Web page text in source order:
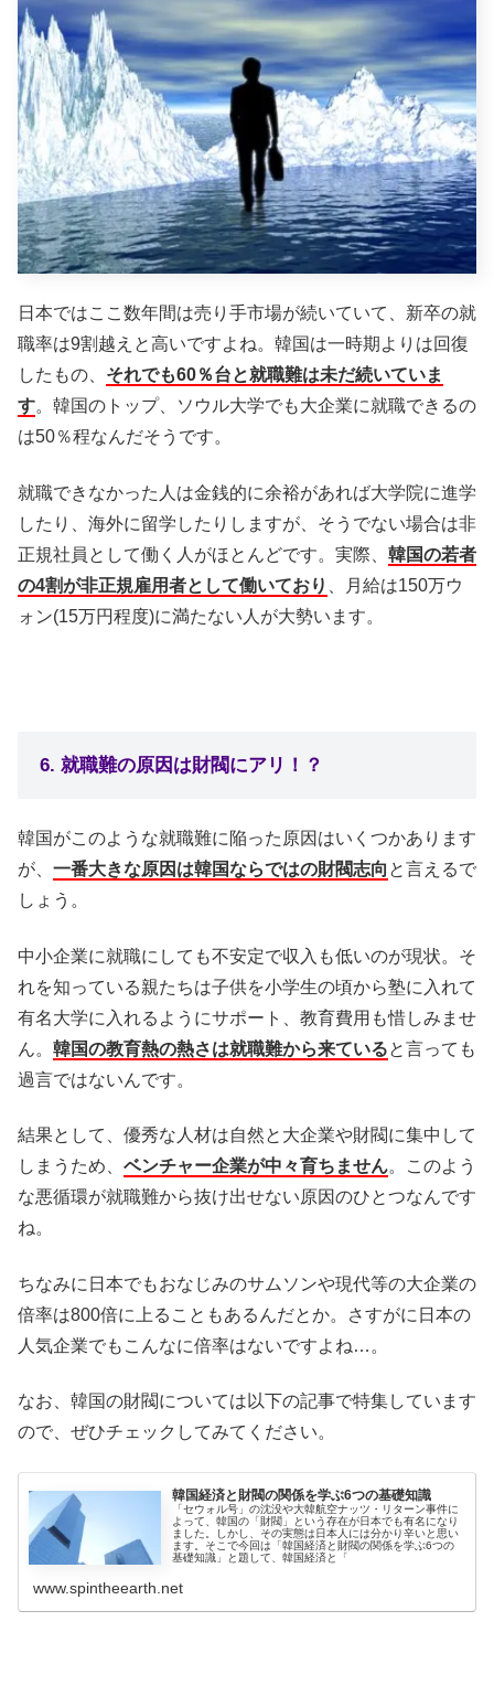
日本ではここ数年間は売り手市場が続いていて、新卒の就
職率は9割越えと高いですよね。韓国は一時期よりは回復
したもの、 それでも60％台と就職難は未だ続いていま
す。韓国のトップ、ソウル大学でも大企業に就職できるの
は50％程なんだそうです。
就職できなかった人は金銭的に余裕があれば大学院に進学
したり、海外に留学したりしますが、そうでない場合は非
正規社員として働く人がほとんどです。実際、 韓国の若者
の4割が非正規雇用者として働いており
、月給は150万ウ
ォン(15万円程度)に満たない人が大勢います。
6. 就職難の原因は財閥にアリ！？
韓国がこのような就職難に陥った原因はいくつかあります
が、 一番大きな原因は韓国ならではの財閥志向 と言えるで
しょう。
中小企業に就職にしても不安定で収入も低いのが現状。そ
れを知っている親たちは子供を小学生の頃から塾に入れて
有名大学に入れるようにサポート、教育費用も惜しみませ
ん。 韓国の教育熱の熱さは就職難から来ていると言っても
過言ではないんです。
結果として、優秀な人材は自然と大企業や財閥に集中して
しまうため、 ベンチャー企業が中々育ちません。このよう
な悪循環が就職難から抜け出せない原因のひとつなんです
ね。
ちなみに日本でもおなじみのサムソンや現代等の大企業の
倍率は800倍に上ることもあるんだとか。さすがに日本の
人気企業でもこんなに倍率はないですよね…。
なお、韓国の財閥については以下の記事で特集しています
ので、ぜひチェックしてみてください。
韓国経済と財閥の関係を学ぶ6つの基礎知識
「セウォル号」の沈没や大韓航空ナッツ・リターン事件に
よって、韓国の「財閥」という存在が日本でも有名になり
ました。しかし、その実態は日本人には分かり辛いと思い
ます。そこで今回は「韓国経済と財閥の関係を学ぶ6つの
基礎知識」と題して、韓国経済と「
www.spintheearth.net